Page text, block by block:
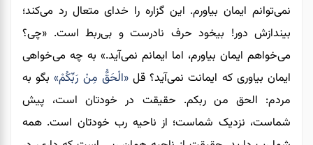
نمی‌توانم ایمان بیاورم. این گزاره را خدای متعال رد می‌کند؛
بیندازش دور! بیخود حرف نادرست و بی‌ربط است. «چی؟
می‌خواهم ایمان بیاورم، اما ایمانم نمی‌آید.» به چه می‌خواهی
ایمان بیاوری که ایمانت نمی‌آید؟ قل«الْحَقُّ مِنْ رَبِّكُمْ»بگو به
مردم: الحق من ربکم. حقیقت در خودتان است، پیش
شماست، نزدیک شماست؛ از ناحیه رب خودتان است. همه